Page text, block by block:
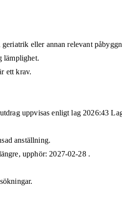
eller annan relevant
lämplighet.
ett krav.
uppvisas enligt lag 2026:43
anställning.
upphör: 2027-02-28 .